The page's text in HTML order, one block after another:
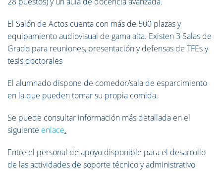
El Salón de Actos cuenta con más de 500 plazas y
equipamiento audiovisual de gama alta. Existen 3 Salas de
Grado para reuniones, presentación y defensas de TFEs y
tesis doctorales
El alumnado dispone de comedor/sala de esparcimiento
en la que pueden tomar su propia comida.
Se puede consultar información más detallada en el
siguiente enlace.
Entre el personal de apoyo disponible para el desarrollo
de las actividades de soporte técnico y administrativo